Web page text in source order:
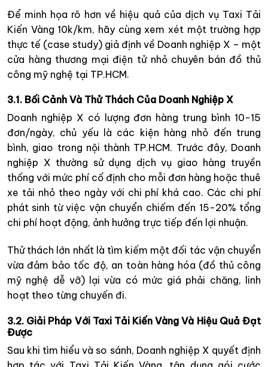
Để minh họa rõ hơn về hiệu quả của dịch vụ Taxi Tải
Kiến Vàng 10k/km, hãy cùng xem xét một trường hợp
thực tế (case study) giả định về Doanh nghiệp X – một
cửa hàng thương mại điện tử nhỏ chuyên bán đồ thủ
công mỹ nghệ tại TP.HCM.
3.1. Bối Cảnh Và Thử Thách Của Doanh Nghiệp X
Doanh nghiệp X có lượng đơn hàng trung bình 10-15
đơn/ngày, chủ yếu là các kiện hàng nhỏ đến trung
bình, giao trong nội thành TP.HCM. Trước đây, Doanh
nghiệp X thường sử dụng dịch vụ giao hàng truyền
thống với mức phí cố định cho mỗi đơn hàng hoặc thuê
xe tải nhỏ theo ngày với chi phí khá cao. Các chi phí
phát sinh từ việc vận chuyển chiếm đến 15-20% tổng
chi phí hoạt động, ảnh hưởng trực tiếp đến lợi nhuận.
Thử thách lớn nhất là tìm kiếm một đối tác vận chuyển
vừa đảm bảo tốc độ, an toàn hàng hóa (đồ thủ công
mỹ nghệ dễ vỡ) lại vừa có mức giá phải chăng, linh
hoạt theo từng chuyến đi.
3.2. Giải Pháp Với Taxi Tải Kiến Vàng Và Hiệu Quả Đạt
Được
Sau khi tìm hiểu và so sánh, Doanh nghiệp X quyết định